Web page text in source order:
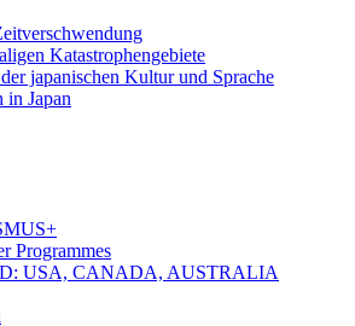
Katastrophengebiete
japanischen Kultur und Sprache
in Japan
Programmes
USA, CANADA, AUSTRALIA